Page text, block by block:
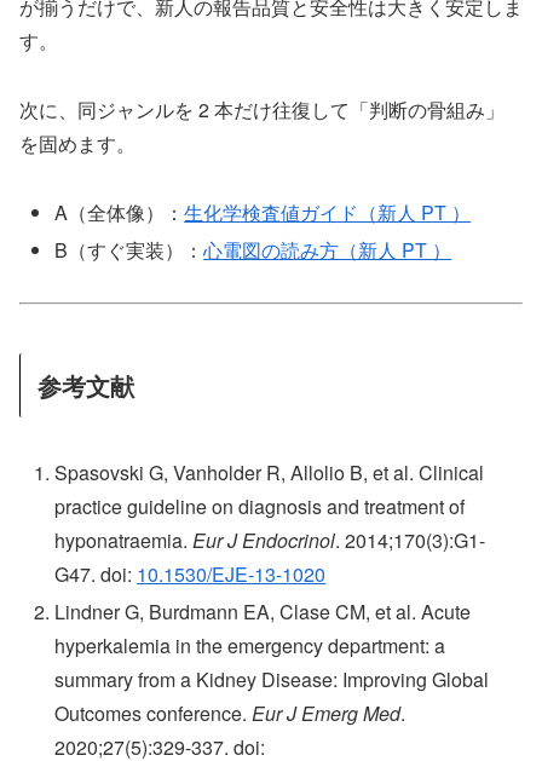
が揃うだけで、新人の報告品質と安全性は大きく安定しま
す。
次に、同ジャンルを 2 本だけ往復して「判断の骨組み」
を固めます。
A（全体像）：生化学検査値ガイド（新人 PT ）
B（すぐ実装）：心電図の読み方（新人 PT ）
参考文献
Spasovski G, Vanholder R, Allolio B, et al. Clinical
practice guideline on diagnosis and treatment of
hyponatraemia.Eur J Endocrinol. 2014;170(3):G1-
G47. doi: 10.1530/EJE-13-1020
Lindner G, Burdmann EA, Clase CM, et al. Acute
hyperkalemia in the emergency department: a
summary from a Kidney Disease: Improving Global
Outcomes conference.Eur J Emerg Med.
2020;27(5):329-337. doi: